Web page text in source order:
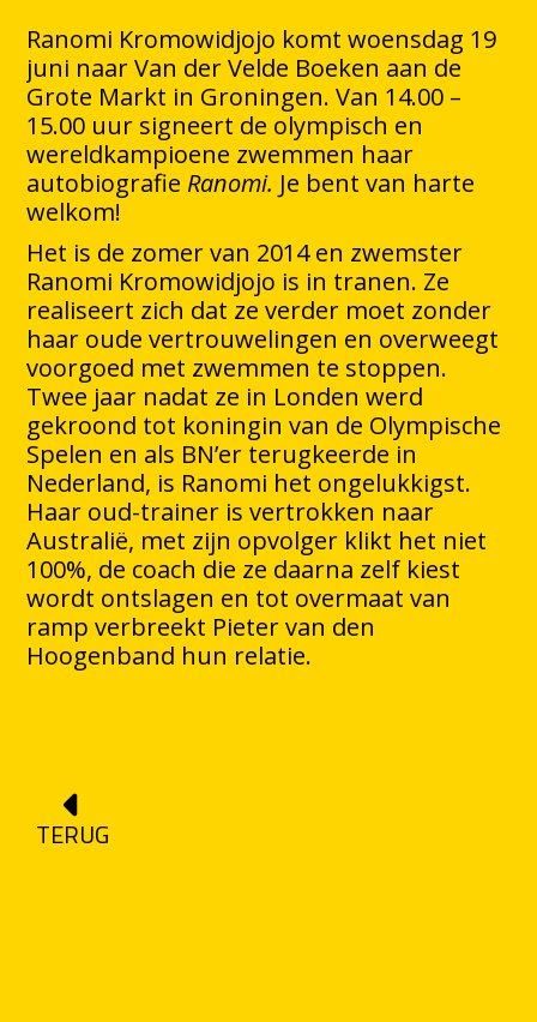
Ranomi Kromowidjojo komt woensdag 19
juni naar Van der Velde Boeken aan de
Grote Markt in Groningen. Van 14.00 –
15.00 uur signeert de olympisch en
wereldkampioene zwemmen haar
autobiografie Ranomi. Je bent van harte
welkom!
Het is de zomer van 2014 en zwemster
Ranomi Kromowidjojo is in tranen. Ze
realiseert zich dat ze verder moet zonder
haar oude vertrouwelingen en overweegt
voorgoed met zwemmen te stoppen.
Twee jaar nadat ze in Londen werd
gekroond tot koningin van de Olympische
Spelen en als BN’er terugkeerde in
Nederland, is Ranomi het ongelukkigst.
Haar oud-trainer is vertrokken naar
Australië, met zijn opvolger klikt het niet
100%, de coach die ze daarna zelf kiest
wordt ontslagen en tot overmaat van
ramp verbreekt Pieter van den
Hoogenband hun relatie.
TERUG